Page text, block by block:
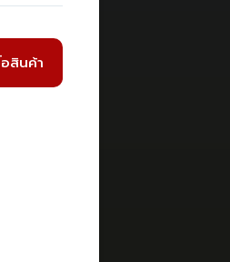
สินค้า